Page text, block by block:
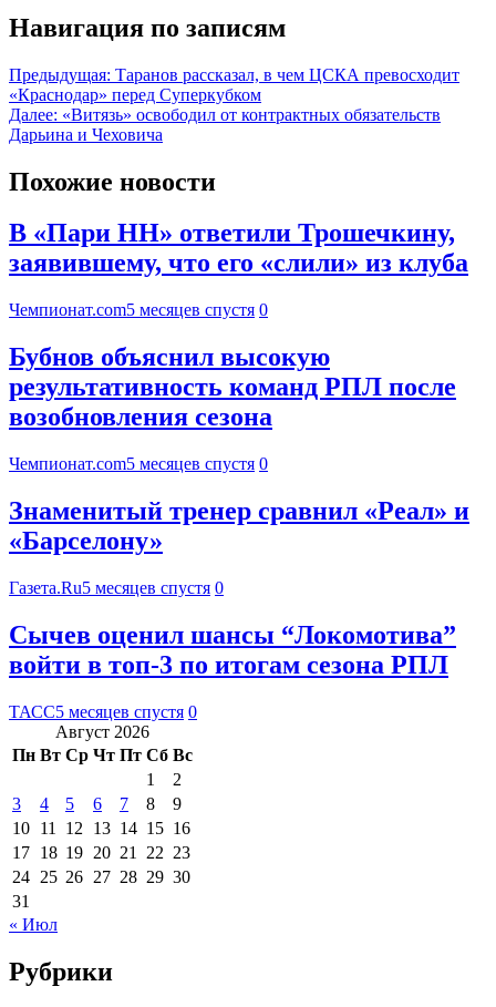
Навигация по записям
Предыдущая: Таранов рассказал, в чем ЦСКА превосходит
«Краснодар» перед Суперкубком
Далее: «Витязь» освободил от контрактных обязательств
Дарьина и Чеховича
Похожие новости
В «Пари НН» ответили Трошечкину,
заявившему, что его «слили» из клуба
Чемпионат.com5 месяцев спустя 0
Бубнов объяснил высокую
результативность команд РПЛ после
возобновления сезона
Чемпионат.com5 месяцев спустя 0
Знаменитый тренер сравнил «Реал» и
«Барселону»
Газета.Ru5 месяцев спустя 0
Сычев оценил шансы “Локомотива”
войти в топ-3 по итогам сезона РПЛ
ТАСС5 месяцев спустя 0
Август 2026
Пн Вт Ср Чт Пт Сб Вс
1
2
3
4 5 6 7 8
9
10 11 12 13 14 15 16
17 18 19 20 21 22 23
24 25 26 27 28 29 30
31
« Июл
Рубрики